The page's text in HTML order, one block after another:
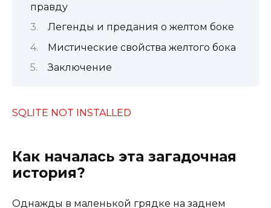
правду
Легенды и предания о желтом боке
Мистические свойства желтого бока
Заключение
SQLITE NOT INSTALLED
Как началась эта загадочная
история?
Однажды в маленькой грядке на заднем